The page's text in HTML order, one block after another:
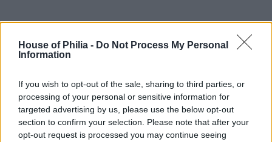
House of Philia - Do Not Process My Personal
Information
If you wish to opt-out of the sale, sharing to third parties, or
processing of your personal or sensitive information for
targeted advertising by us, please use the below opt-out
section to confirm your selection. Please note that after your
opt-out request is processed you may continue seeing
Nu blir det filtajm och nya Tom Cruisefilmen står på
menyn, en thriller som verkar riktigt spännande!